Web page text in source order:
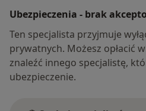
Ubezpieczenia - brak
Ten specjalista przyjmuje
prywatnych. Możesz opłacić
znaleźć innego specjalistę,
ubezpieczenie.